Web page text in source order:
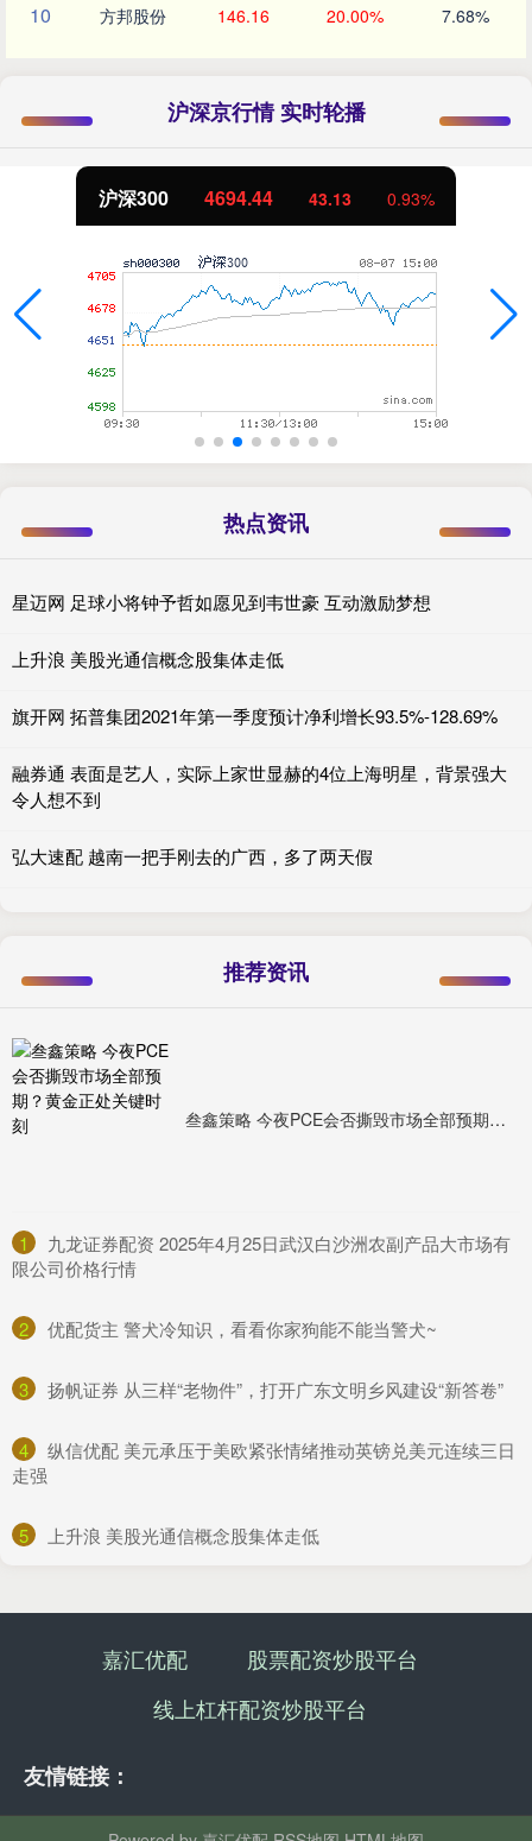
10 方邦股份 146.16 20.00% 7.68%
沪深京行情 实时轮播
沪深300 4694.44 43.13 0.93%
热点资讯
星迈网 足球小将钟予哲如愿见到韦世豪 互动激励梦想
上升浪 美股光通信概念股集体走低
旗开网 拓普集团2021年第一季度预计净利增长93.5%-128.69%
融券通 表面是艺人，实际上家世显赫的4位上海明星，背景强大
令人想不到
弘大速配 越南一把手刚去的广西，多了两天假
推荐资讯
叁鑫策略 今夜PCE会否撕毁市场全部预期？黄金正处关键时刻
1
​九龙证券配资 2025年4月25日武汉白沙洲农副产品大市场有
限公司价格行情
2 ​优配货主 警犬冷知识，看看你家狗能不能当警犬~
3 ​扬帆证券 从三样“老物件”，打开广东文明乡风建设“新答卷”
4
​纵信优配 美元承压于美欧紧张情绪推动英镑兑美元连续三日
走强
5 ​上升浪 美股光通信概念股集体走低
嘉汇优配
股票配资炒股平台
线上杠杆配资炒股平台
友情链接：